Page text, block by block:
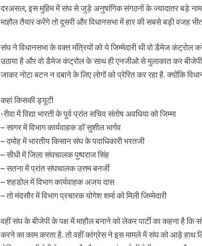
दरअसल, इस मुहिम में संघ से जुड़े अनुषांगिक संगठनों के ज्यादातर बड़े
माहौल तैयार करेंगे तो दूसरी और विधानसभा में हार की सबसे बड़ी वजह
संघ ने विधानसभा के वक्त मंत्रियों को ये जिम्मेदारी थी वो डैमेज
उठाया है और वो डैमेज कंट्रोल के साथ ही एनजीओ से मुलाकात कर
जाकर नोटा बटन न दबाने के लिए लोगों को प्रेरित कर रहा है. क्योंकि
कहां किसकी ड्यूटी
-रीवा में विद्या भारती के पूर्व प्रांत सचिव संतोष अवधिया को जिम्मा
– सागर में विभाग कार्यवाहक डॉ सुशील भार्गव
– दमोह में भारतीय किसान संघ के पदाधिकारी भरतजी
– सीधी में जिला संघचालक पुष्पराज सिंह
– सतना में प्रांत संघचालक उत्तम बनर्जी
– शहडोल में विभाग कार्यवाहक अजय दास
– तो मंदसौर में विभाग प्रचारक योगेश शर्मा को मिली जिम्मेदारी
वहीं संघ के बीजेपी के पक्ष में माहौल बनाने को लेकर पार्टी का कहना है
करने का काम करता है. तो वहीं कांग्रेस ने इस मामले में संघ को आड़े हाथ